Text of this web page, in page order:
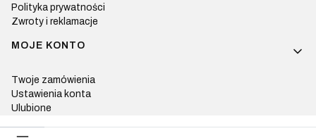
Polityka prywatności
Zwroty i reklamacje
MOJE KONTO
Twoje zamówienia
Ustawienia konta
Ulubione